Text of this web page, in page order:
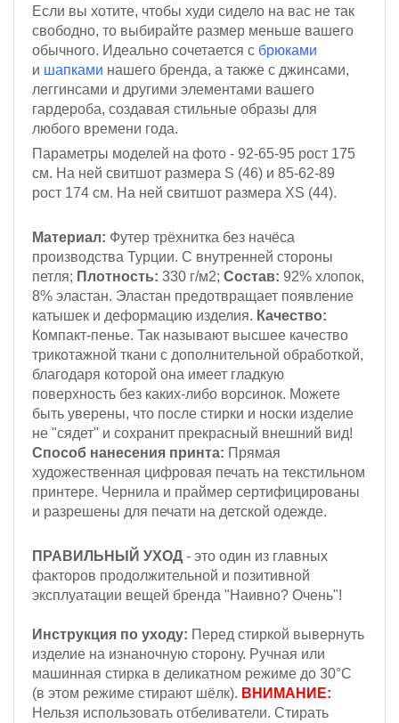
Если вы хотите, чтобы худи сидело на вас не так
свободно, то выбирайте размер меньше вашего
обычного. Идеально сочетается с брюками
и шапками нашего бренда, а также с джинсами,
леггинсами и другими элементами вашего
гардероба, создавая стильные образы для
любого времени года.
Параметры моделей на фото - 92-65-95 рост 175
см. На ней свитшот размера S (46) и 85-62-89
рост 174 см. На ней свитшот размера XS (44).
Материал: Футер трёхнитка без начёса
производства Турции. С внутренней стороны
петля; Плотность: 330 г/м2; Состав: 92% хлопок,
8% эластан. Эластан предотвращает появление
катышек и деформацию изделия. Качество:
Компакт-пенье. Так называют высшее качество
трикотажной ткани с дополнительной обработкой,
благодаря которой она имеет гладкую
поверхность без каких-либо ворсинок. Можете
быть уверены, что после стирки и носки изделие
не "сядет" и сохранит прекрасный внешний вид!
Способ нанесения принта: Прямая
художественная цифровая печать на текстильном
принтере. Чернила и праймер сертифицированы
и разрешены для печати на детской одежде.
ПРАВИЛЬНЫЙ УХОД - это один из главных
факторов продолжительной и позитивной
эксплуатации вещей бренда "Наивно? Очень"!
Инструкция по уходу: Перед стиркой вывернуть
изделие на изнаночную сторону. Ручная или
машинная стирка в деликатном режиме до 30°С
(в этом режиме стирают шёлк). ВНИМАНИЕ:
Нельзя использовать отбеливатели. Стирать